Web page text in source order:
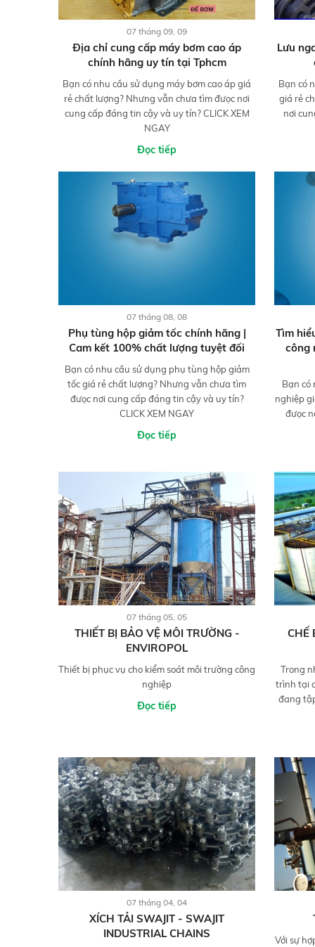
07 tháng 09, 09
Địa chỉ cung cấp máy bơm cao áp
chính hãng uy tín tại Tphcm
Bạn có nhu cầu sử dụng máy bơm cao áp giá
rẻ chất lượng? Nhưng vẫn chưa tìm đưọc nơi
cung cấp đáng tin cậy và uy tín? CLICK XEM
NGAY
Đọc tiếp
Lưu
Bạn có
giá rẻ
nơi
07 tháng 08, 08
Phụ tùng hộp giảm tốc chính hãng |
Cam kết 100% chất lượng tuyệt đối
Bạn có nhu cầu sử dụng phụ tùng hộp giảm
tốc giá rẻ chất lượng? Nhưng vẫn chưa tìm
đưọc nơi cung cấp đáng tin cậy và uy tín?
CLICK XEM NGAY
Đọc tiếp
Tìm
công
Bạn có
nghiệp
đưọc
07 tháng 05, 05
THIẾT BỊ BẢO VỆ MÔI TRƯỜNG -
ENVIROPOL
Thiết bị phục vụ cho kiểm soát môi trường công
nghiệp
Đọc tiếp
CHẾ
Trong
trình tại
đang
07 tháng 04, 04
XÍCH TẢI SWAJIT - SWAJIT
INDUSTRIAL CHAINS
Với sự